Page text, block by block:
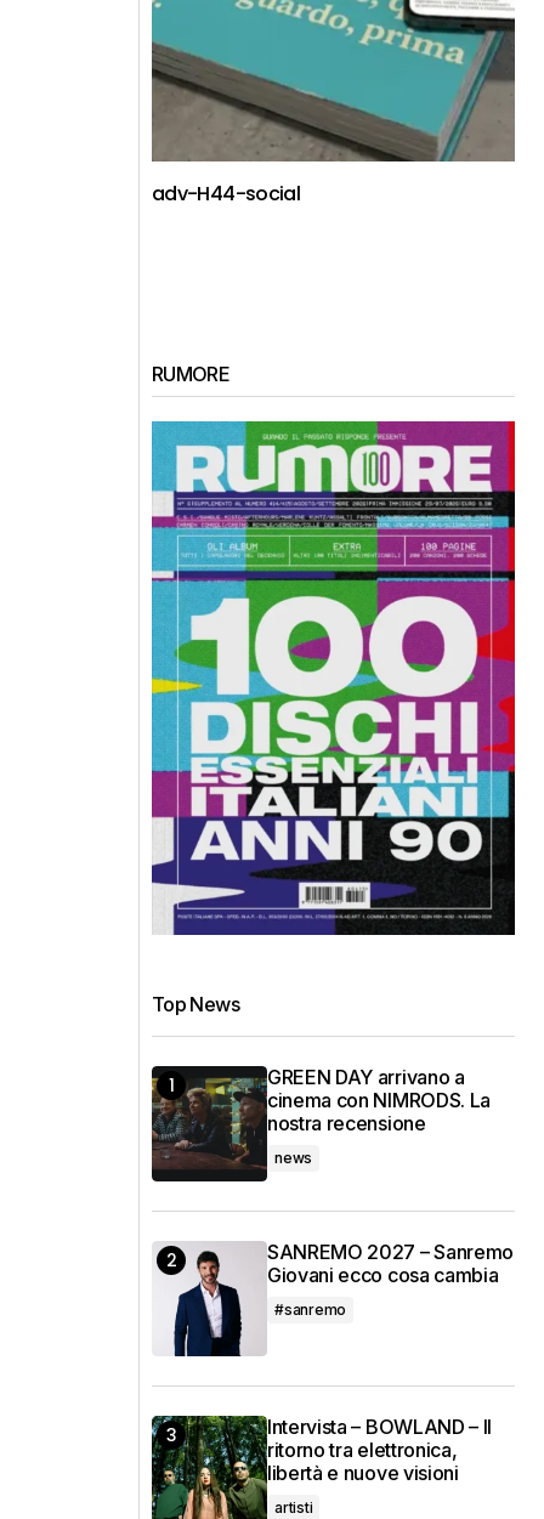
adv-H44-social
RUMORE
Top News
GREEN DAY arrivano a
cinema con NIMRODS. La
nostra recensione
news
SANREMO 2027 – Sanremo
Giovani ecco cosa cambia
#sanremo
Intervista – BOWLAND – Il
ritorno tra elettronica,
libertà e nuove visioni
artisti